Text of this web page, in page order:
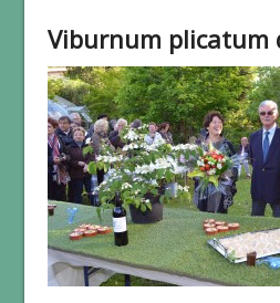
Viburnum plicatum